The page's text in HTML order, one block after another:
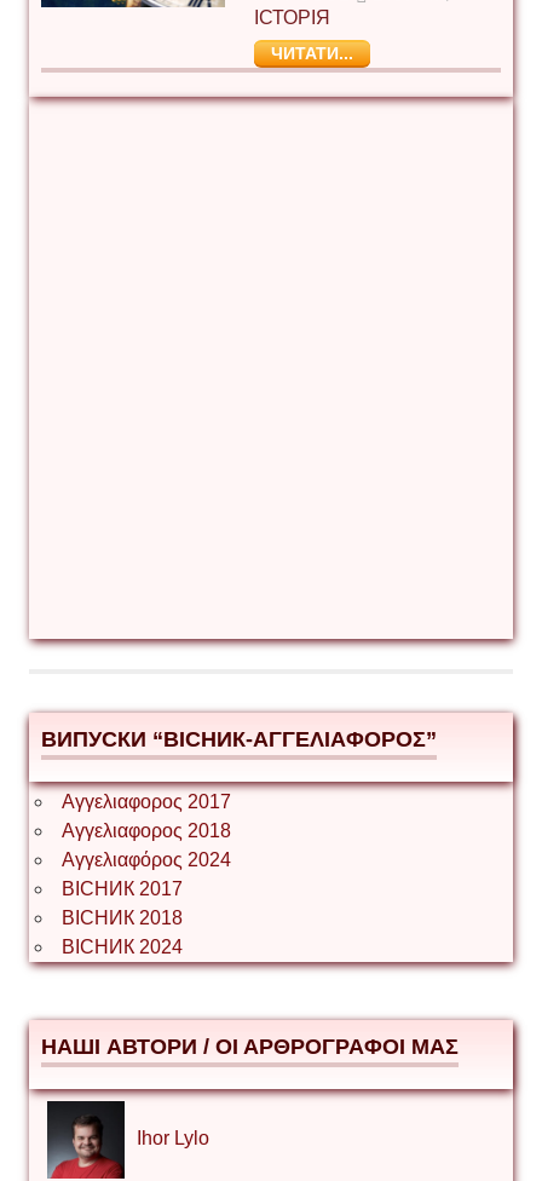
ІСТОРІЯ
ЧИТАТИ...
ВИПУСКИ “ВІСНИК-ΑΓΓΕΛΙΑΦΟΡΟΣ”
Αγγελιαφορος 2017
Αγγελιαφορος 2018
Αγγελιαφόρος 2024
ВІСНИК 2017
ВІСНИК 2018
ВІСНИК 2024
НАШІ АВТОРИ / ΟΙ ΑΡΘΡΟΓΡΑΦΟΙ ΜΑΣ
Ihor Lylo